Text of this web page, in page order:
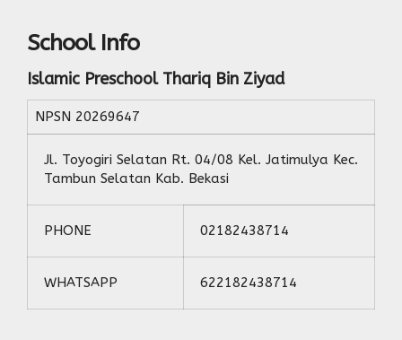
School Info
Islamic Preschool Thariq Bin Ziyad
NPSN 20269647
Jl. Toyogiri Selatan Rt. 04/08 Kel. Jatimulya Kec.
Tambun Selatan Kab. Bekasi
PHONE 02182438714
WHATSAPP 622182438714